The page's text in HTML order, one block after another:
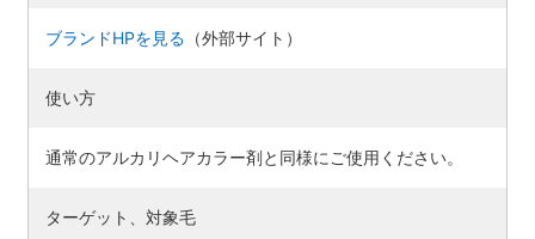
ブランドHPを見る （外部サイト）
使い方
通常のアルカリヘアカラー剤と同様にご使用ください。
ターゲット、対象毛